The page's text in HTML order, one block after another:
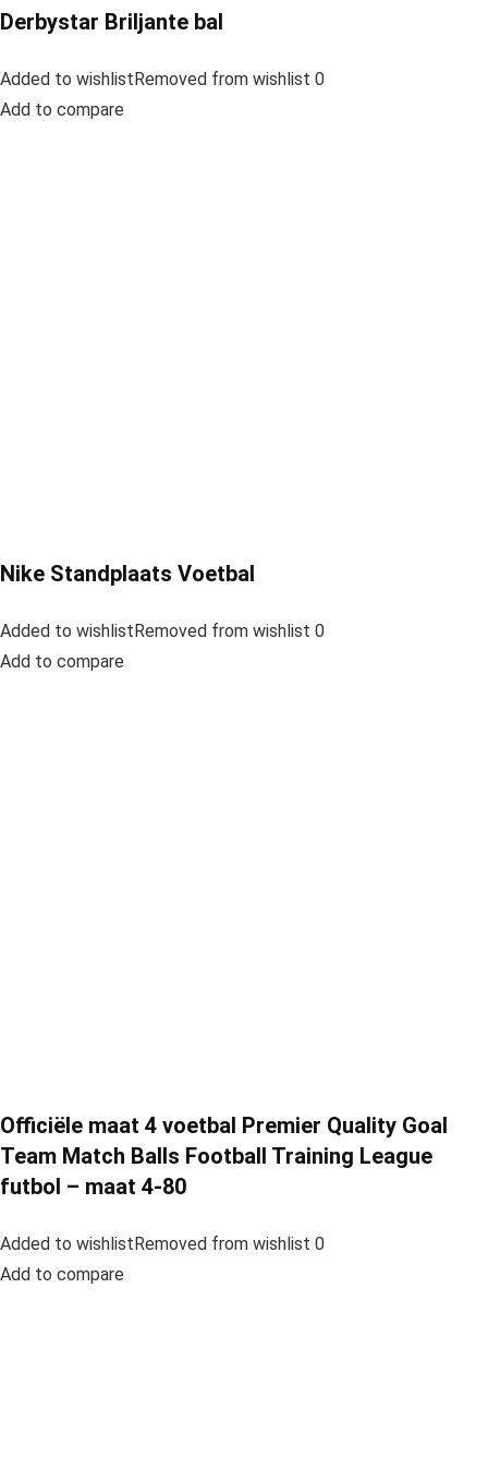
Derbystar Briljante bal
Added to wishlistRemoved from wishlist 0
Add to compare
Nike Standplaats Voetbal
Added to wishlistRemoved from wishlist 0
Add to compare
Officiële maat 4 voetbal Premier Quality Goal
Team Match Balls Football Training League
futbol – maat 4-80
Added to wishlistRemoved from wishlist 0
Add to compare